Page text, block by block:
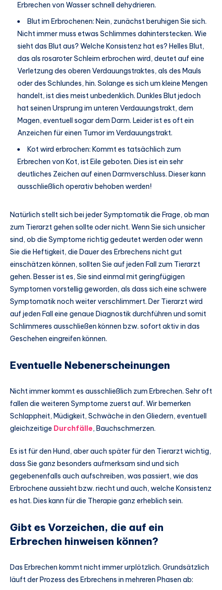
Erbrechen von Wasser schnell dehydrieren.
Blut im Erbrochenen: Nein, zunächst beruhigen Sie sich.
Nicht immer muss etwas Schlimmes dahinterstecken. Wie
sieht das Blut aus? Welche Konsistenz hat es? Helles Blut,
das als rosaroter Schleim erbrochen wird, deutet auf eine
Verletzung des oberen Verdauungstraktes, als des Mauls
oder des Schlundes, hin. Solange es sich um kleine Mengen
handelt, ist dies meist unbedenklich. Dunkles Blut jedoch
hat seinen Ursprung im unteren Verdauungstrakt, dem
Magen, eventuell sogar dem Darm. Leider ist es oft ein
Anzeichen für einen Tumor im Verdauungstrakt.
Kot wird erbrochen: Kommt es tatsächlich zum
Erbrechen von Kot, ist Eile geboten. Dies ist ein sehr
deutliches Zeichen auf einen Darmverschluss. Dieser kann
ausschließlich operativ behoben werden!
Natürlich stellt sich bei jeder Symptomatik die Frage, ob man
zum Tierarzt gehen sollte oder nicht. Wenn Sie sich unsicher
sind, ob die Symptome richtig gedeutet werden oder wenn
Sie die Heftigkeit, die Dauer des Erbrechens nicht gut
einschätzen können, sollten Sie auf jeden Fall zum Tierarzt
gehen. Besser ist es, Sie sind einmal mit geringfügigen
Symptomen vorstellig geworden, als dass sich eine schwere
Symptomatik noch weiter verschlimmert. Der Tierarzt wird
auf jeden Fall eine genaue Diagnostik durchführen und somit
Schlimmeres ausschließen können bzw. sofort aktiv in das
Geschehen eingreifen können.
Eventuelle Nebenerscheinungen
Nicht immer kommt es ausschließlich zum Erbrechen. Sehr oft
fallen die weiteren Symptome zuerst auf. Wir bemerken
Schlappheit, Müdigkeit, Schwäche in den Gliedern, eventuell
gleichzeitige Durchfälle, Bauchschmerzen.
Es ist für den Hund, aber auch später für den Tierarzt wichtig,
dass Sie ganz besonders aufmerksam sind und sich
gegebenenfalls auch aufschreiben, was passiert, wie das
Erbrochene aussieht bzw. riecht und auch, welche Konsistenz
es hat. Dies kann für die Therapie ganz erheblich sein.
Gibt es Vorzeichen, die auf ein
Erbrechen hinweisen können?
Das Erbrechen kommt nicht immer urplötzlich. Grundsätzlich
läuft der Prozess des Erbrechens in mehreren Phasen ab: